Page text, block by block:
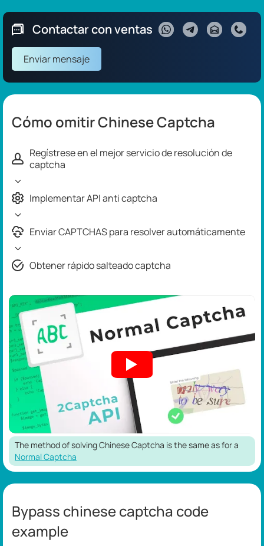
Contactar con ventas
Enviar mensaje
Cómo omitir Chinese Captcha
Regístrese en el mejor servicio de resolución de
captcha
Implementar API anti captcha
Enviar CAPTCHAS para resolver automáticamente
Obtener rápido salteado captcha
The method of solving Chinese Captcha is the same as for a
Normal Captcha
Bypass chinese captcha code
example